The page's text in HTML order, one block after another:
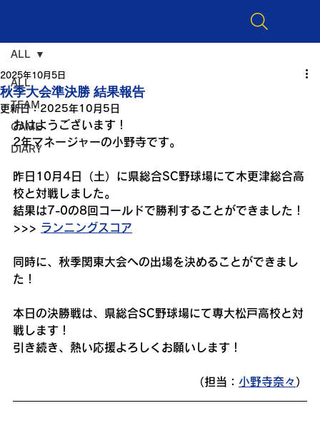
ALL
TEAM
GAME
DIARY
ALL
秋季大会準決勝 結果報告
2025年10月5日
更新日：2025年10月5日
おはようございます！
2年マネージャーの小野寺です。
昨日10月4日（土）に県総合SC野球場にて木更津総合高
校と対戦しました。
結果は7-0の8回コールドで勝利することができました！
>>> ランニングスコア
同時に、秋季関東大会への出場を決めることができまし
た！
本日の決勝戦は、県総合SC野球場にて専大松戸高校と対
戦します！
引き続き、熱い応援よろしくお願いします！
（担当： 小野寺奈々 ）